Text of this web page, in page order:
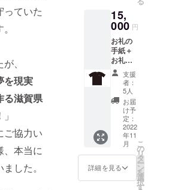
っていた
、
を現実
る滋賀県
」
ご協力い
、本当に
した。
可での
動画の
転載・
複製は
ご遠慮
くださ
い。）
※SNS掲
載と
は、団
体HP・
団体
Instagr
am・団
Twitter
にてご
メール
にて送
付させ
ていた
だきま
す。お
持ちの
PC・タ
ブレッ
ト端末
でご視
聴くだ
さい。
（無許
可での
動画の
転載・
15,
000 円
お礼の
手紙＋
お礼動
画＋
SNS掲
載＋学
生団体
Clown
オリジ
ナルT-
シャツ
※お礼動
画と
は…
mp4形
式の動
支援
者：
5人
お届
け予
定：
2022
年11
月
詳細を見る
こ
の
リ
タ
ー
ン
を
選
択
す